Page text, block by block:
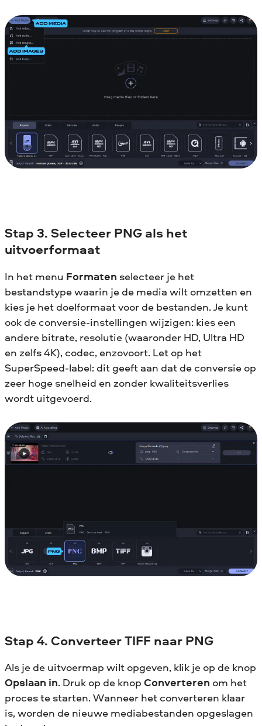
Stap 3. Selecteer PNG als het
uitvoerformaat
In het menu Formaten selecteer je het
bestandstype waarin je de media wilt omzetten en
kies je het doelformaat voor de bestanden. Je kunt
ook de conversie-instellingen wijzigen: kies een
andere bitrate, resolutie (waaronder HD, Ultra HD
en zelfs 4K), codec, enzovoort. Let op het
SuperSpeed-label: dit geeft aan dat de conversie op
zeer hoge snelheid en zonder kwaliteitsverlies
wordt uitgevoerd.
Stap 4. Converteer TIFF naar PNG
Als je de uitvoermap wilt opgeven, klik je op de knop
Opslaan in. Druk op de knop Converteren om het
proces te starten. Wanneer het converteren klaar
is, worden de nieuwe mediabestanden opgeslagen